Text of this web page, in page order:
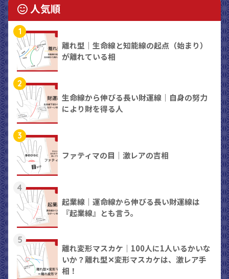
人気順
1
離れ型｜生命線と知能線の起点（始まり）
が離れている相
2
生命線から伸びる長い財運線｜自身の努力
により財を得る人
3
ファティマの目｜激レアの吉相
4
起業線｜運命線から伸びる長い財運線は
『起業線』とも言う。
5
離れ変形マスカケ｜100人に1人いるかいな
いか？離れ型✕変形マスカケは、激レア手
相！